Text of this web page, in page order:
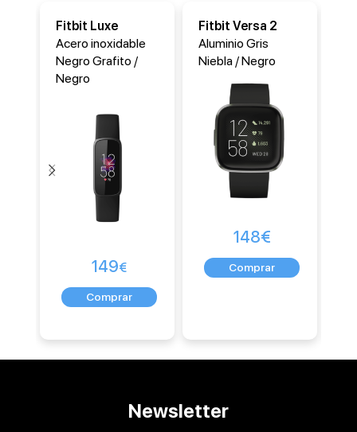
Fitbit Luxe
Acero inoxidable
Negro Grafito /
Negro
149€
Fitbit Versa 2
Aluminio Gris
Niebla / Negro
148€
Newsletter